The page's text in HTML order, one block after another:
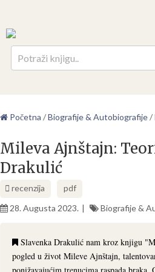
Početna /Biografije & Autobiografije/
Mileva Ajnštajn:
Drakulić
recenzija
pdf
28. Augusta 2023.
Biografije &
Slavenka Drakulić nam kroz knjigu
pogled u život Mileve Ajnštajn,